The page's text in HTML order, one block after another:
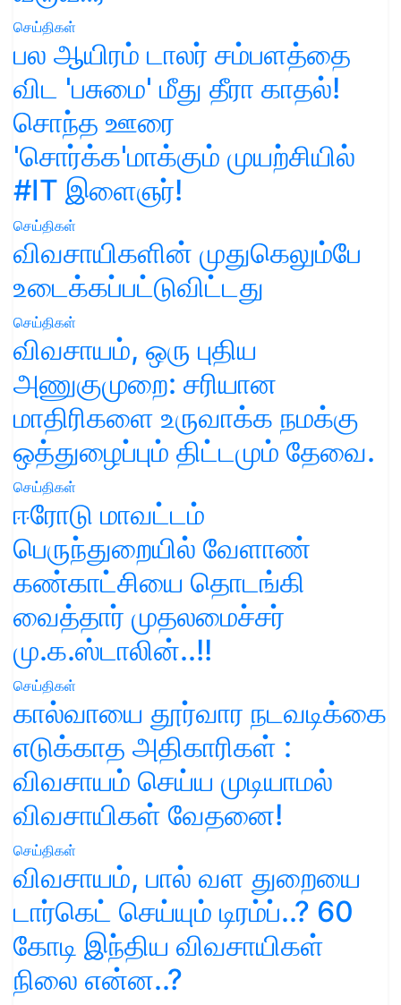
செய்திகள்
பல ஆயிரம் டாலர் சம்பளத்தை
விட 'பசுமை' மீது தீரா காதல்!
சொந்த ஊரை
'சொர்க்க'மாக்கும் முயற்சியில்
#IT இளைஞர்!
செய்திகள்
விவசாயிகளின் முதுகெலும்பே
உடைக்கப்பட்டுவிட்டது
செய்திகள்
விவசாயம், ஒரு புதிய
அணுகுமுறை: சரியான
மாதிரிகளை உருவாக்க நமக்கு
ஒத்துழைப்பும் திட்டமும் தேவை.
செய்திகள்
ஈரோடு மாவட்டம்
பெருந்துறையில் வேளாண்
கண்காட்சியை தொடங்கி
வைத்தார் முதலமைச்சர்
மு.க.ஸ்டாலின்..!!
செய்திகள்
கால்வாயை தூர்வார நடவடிக்கை
எடுக்காத அதிகாரிகள் :
விவசாயம் செய்ய முடியாமல்
விவசாயிகள் வேதனை!
செய்திகள்
விவசாயம், பால் வள துறையை
டார்கெட் செய்யும் டிரம்ப்..? 60
கோடி இந்திய விவசாயிகள்
நிலை என்ன..?